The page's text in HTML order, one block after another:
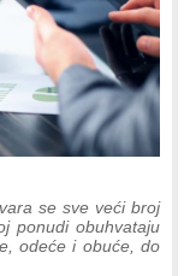
se sve veći broj
ponudi obuhvataju
odeće i obuće, do